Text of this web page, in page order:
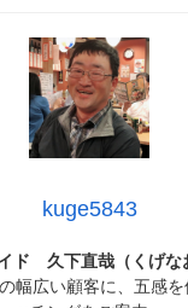
kuge5843
ド 久下直哉（くげ
幅広い顧客に、五感